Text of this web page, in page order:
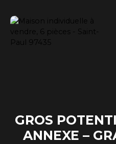
GROS
ANNEXE –